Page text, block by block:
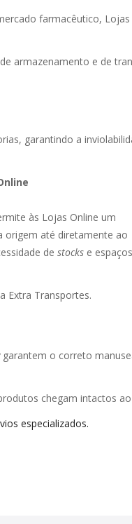
farmacêutico,
armazenamento e de
garantindo a
às Lojas Online um
origem até diretamente ao
de stocks e espaços
Extra Transportes.
garantem o correto
chegam intactos
especializados.